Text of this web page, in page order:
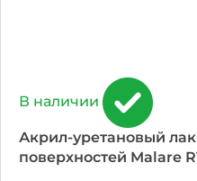
В наличии
Акрил-уретановый
поверхностей Malare